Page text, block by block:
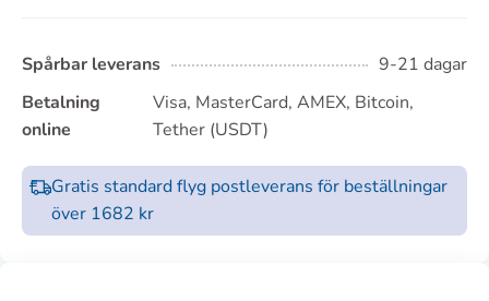
Spårbar leverans
9-21 dagar
Betalning
online
Visa, MasterCard, AMEX, Bitcoin,
Tether (USDT)
Gratis standard flyg postleverans för beställningar
över 1682 kr